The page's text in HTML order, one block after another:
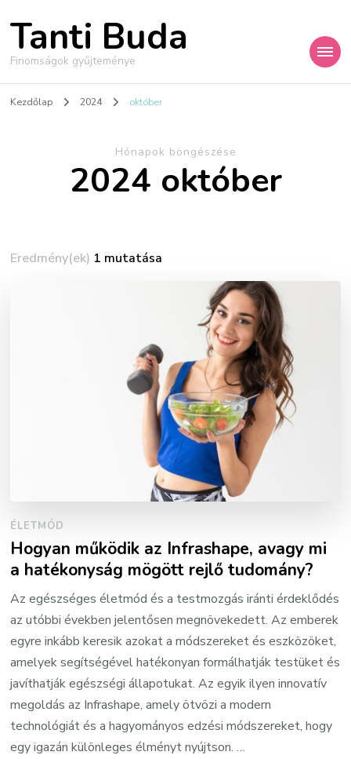
Tanti Buda
Finomságok gyűjteménye
Kezdőlap 2024 október
Hónapok böngészése
2024 október
Eredmény(ek) 1 mutatása
ÉLETMÓD
Hogyan működik az Infrashape, avagy mi
a hatékonyság mögött rejlő tudomány?
Az egészséges életmód és a testmozgás iránti érdeklődés
az utóbbi években jelentősen megnövekedett. Az emberek
egyre inkább keresik azokat a módszereket és eszközöket,
amelyek segítségével hatékonyan formálhatják testüket és
javíthatják egészségi állapotukat. Az egyik ilyen innovatív
megoldás az Infrashape, amely ötvözi a modern
technológiát és a hagyományos edzési módszereket, hogy
egy igazán különleges élményt nyújtson. …